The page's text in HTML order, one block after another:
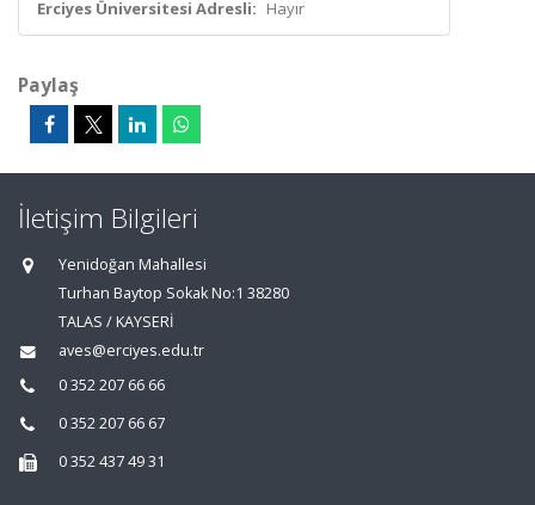
Erciyes Üniversitesi Adresli: Hayır
Paylaş
İletişim Bilgileri
Yenidoğan Mahallesi
Turhan Baytop Sokak No:1 38280
TALAS / KAYSERİ
aves@erciyes.edu.tr
0 352 207 66 66
0 352 207 66 67
0 352 437 49 31